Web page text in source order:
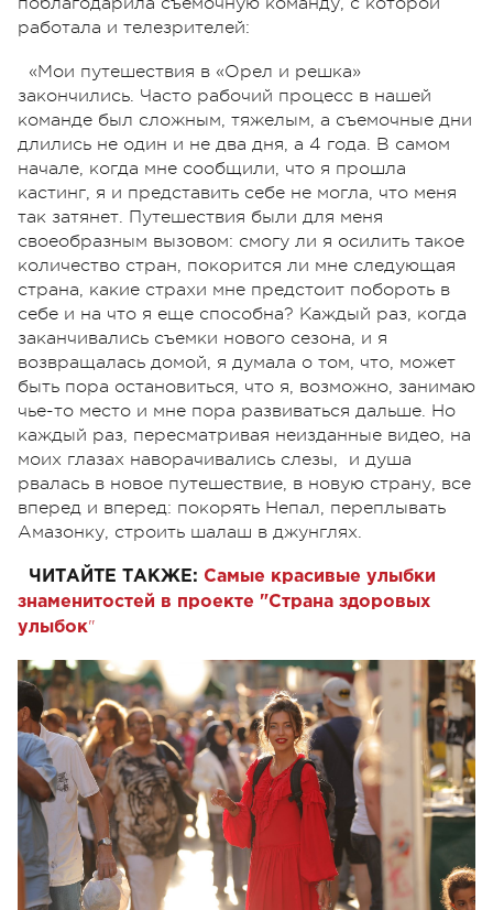
работала и телезрителей:
«Мои путешествия в «Орел и решка»
закончились. Часто рабочий процесс в нашей
команде был сложным, тяжелым, а съемочные дни
длились не один и не два дня, а 4 года. В самом
начале, когда мне сообщили, что я прошла
кастинг, я и представить себе не могла, что меня
так затянет. Путешествия были для меня
своеобразным вызовом: смогу ли я осилить такое
количество стран, покорится ли мне следующая
страна, какие страхи мне предстоит побороть в
себе и на что я еще способна? Каждый раз, когда
заканчивались съемки нового сезона, и я
возвращалась домой, я думала о том, что, может
быть пора остановиться, что я, возможно, занимаю
чье-то место и мне пора развиваться дальше. Но
каждый раз, пересматривая неизданные видео, на
моих глазах наворачивались слезы, и душа
рвалась в новое путешествие, в новую страну, все
вперед и вперед: покорять Непал, переплывать
Амазонку, строить шалаш в джунглях.
ЧИТАЙТЕ ТАКЖЕ: Самые красивые улыбки
знаменитостей в проекте "Страна здоровых
улыбок"